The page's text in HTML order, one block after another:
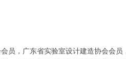
员，广东省实验室设计建造协会会员